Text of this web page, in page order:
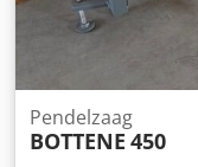
Elektrisch schema
Pendelzaag
BOTTENE 450